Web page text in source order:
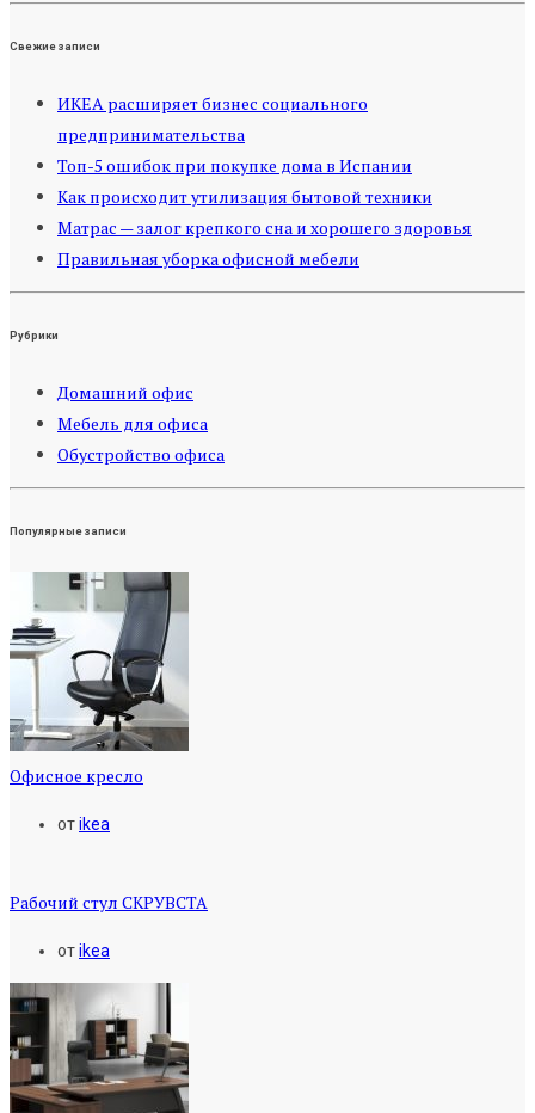
Свежие записи
ИКЕА расширяет бизнес социального
предпринимательства
Топ-5 ошибок при покупке дома в Испании
Как происходит утилизация бытовой техники
Матрас — залог крепкого сна и хорошего здоровья
Правильная уборка офисной мебели
Рубрики
Домашний офис
Мебель для офиса
Обустройство офиса
Популярные записи
Офисное кресло
отikea
Рабочий стул СКРУВСТА
отikea